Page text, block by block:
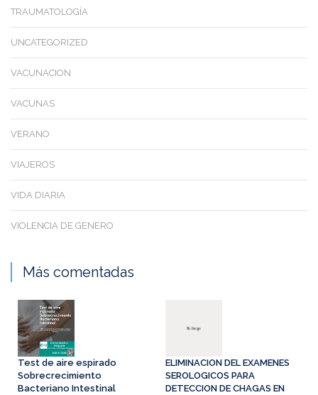
TRAUMATOLOGÍA
UNCATEGORIZED
VACUNACION
VACUNAS
VERANO
VIAJEROS
VIDA DIARIA
VIOLENCIA DE GENERO
Más comentadas
Test de aire espirado
Sobrecrecimiento
Bacteriano Intestinal
ELIMINACION DEL EXAMENES
SEROLOGICOS PARA
DETECCION DE CHAGAS EN